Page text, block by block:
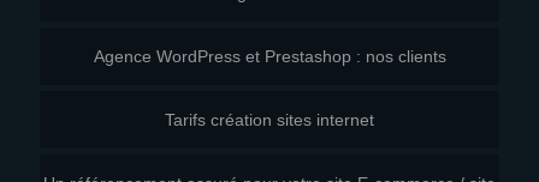
Agence WordPress et Prestashop : nos clients
Tarifs création sites internet